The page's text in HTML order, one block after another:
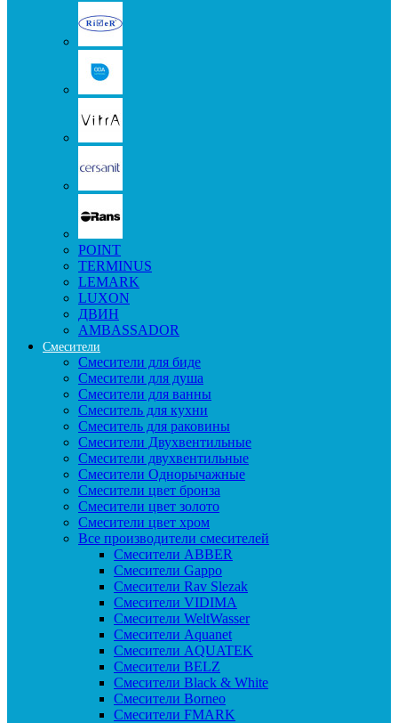
POINT
TERMINUS
LEMARK
LUXON
ДВИН
AMBASSADOR
Смесители
Смесители для биде
Смесители для душа
Смесители для ванны
Смеситель для кухни
Смеситель для раковины
Смесители Двухвентильные
Смесители двухвентильные
Смесители Однорычажные
Смесители цвет бронза
Смесители цвет золото
Смесители цвет хром
Все производители смесителей
Cмесители ABBER
Cмесители Gappo
Cмесители Rav Slezak
Cмесители VIDIMA
Cмесители WeltWasser
Смесители Aquanet
Смесители AQUATEK
Смесители BELZ
Смесители Black & White
Смесители Borneo
Смесители FMARK